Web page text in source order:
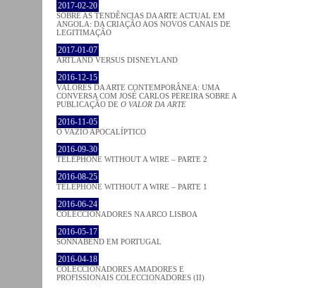
2017-02-20
SOBRE AS TENDÊNCIAS DA ARTE ACTUAL EM
ANGOLA: DA CRIAÇÃO AOS NOVOS CANAIS DE
LEGITIMAÇÃO
2017-01-07
ARTLAND VERSUS DISNEYLAND
2016-12-15
VALORES DA ARTE CONTEMPORÂNEA: UMA
CONVERSA COM JOSÉ CARLOS PEREIRA SOBRE A
PUBLICAÇÃO DE O VALOR DA ARTE
2016-11-05
O VAZIO APOCALÍPTICO
2016-09-30
TELEPHONE WITHOUT A WIRE – PARTE 2
2016-08-25
TELEPHONE WITHOUT A WIRE – PARTE 1
2016-06-24
COLECCIONADORES NA ARCO LISBOA
2016-05-17
SONNABEND EM PORTUGAL
2016-04-18
COLECCIONADORES AMADORES E
PROFISSIONAIS COLECCIONADORES (II)